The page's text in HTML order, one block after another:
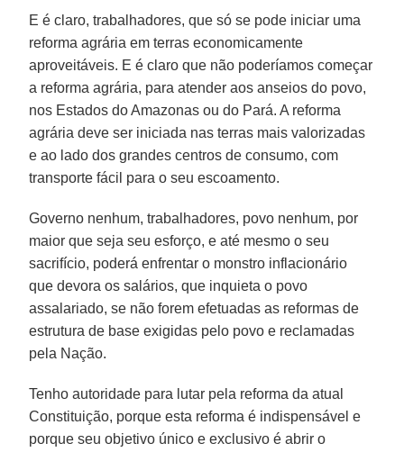
E é claro, trabalhadores, que só se pode iniciar uma
reforma agrária em terras economicamente
aproveitáveis. E é claro que não poderíamos começar
a reforma agrária, para atender aos anseios do povo,
nos Estados do Amazonas ou do Pará. A reforma
agrária deve ser iniciada nas terras mais valorizadas
e ao lado dos grandes centros de consumo, com
transporte fácil para o seu escoamento.
Governo nenhum, trabalhadores, povo nenhum, por
maior que seja seu esforço, e até mesmo o seu
sacrifício, poderá enfrentar o monstro inflacionário
que devora os salários, que inquieta o povo
assalariado, se não forem efetuadas as reformas de
estrutura de base exigidas pelo povo e reclamadas
pela Nação.
Tenho autoridade para lutar pela reforma da atual
Constituição, porque esta reforma é indispensável e
porque seu objetivo único e exclusivo é abrir o